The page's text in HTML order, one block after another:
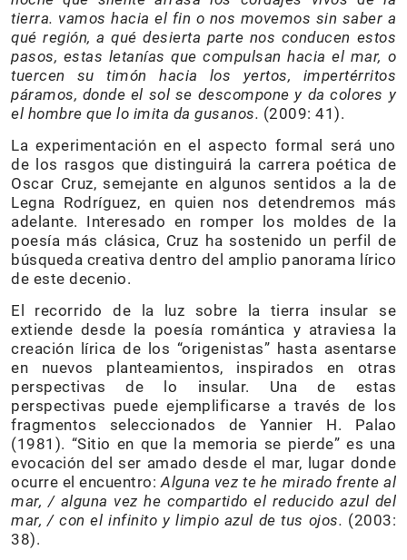
tierra. vamos hacia el fin o nos movemos sin saber a
qué región, a qué desierta parte nos conducen estos
pasos, estas letanías que compulsan hacia el mar, o
tuercen su timón hacia los yertos, impertérritos
páramos, donde el sol se descompone y da colores y
el hombre que lo imita da gusanos. (2009: 41).
La experimentación en el aspecto formal será uno
de los rasgos que distinguirá la carrera poética de
Oscar Cruz, semejante en algunos sentidos a la de
Legna Rodríguez, en quien nos detendremos más
adelante. Interesado en romper los moldes de la
poesía más clásica, Cruz ha sostenido un perfil de
búsqueda creativa dentro del amplio panorama lírico
de este decenio.
El recorrido de la luz sobre la tierra insular se
extiende desde la poesía romántica y atraviesa la
creación lírica de los “origenistas” hasta asentarse
en nuevos planteamientos, inspirados en otras
perspectivas de lo insular. Una de estas
perspectivas puede ejemplificarse a través de los
fragmentos seleccionados de Yannier H. Palao
(1981). “Sitio en que la memoria se pierde” es una
evocación del ser amado desde el mar, lugar donde
ocurre el encuentro:Alguna vez te he mirado frente al
mar, / alguna vez he compartido el reducido azul del
mar, / con el infinito y limpio azul de tus ojos. (2003:
38).